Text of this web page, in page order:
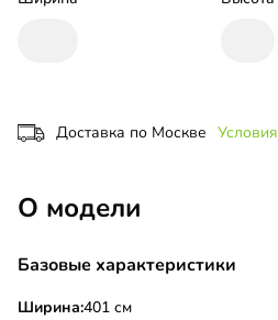
Доставка по Москве Условия
О модели
Базовые характеристики
Ширина:401 см